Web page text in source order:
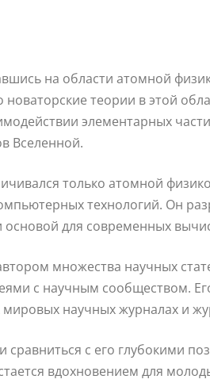
на области атомной
теории в этой
элементарных
Вселенной.
только атомной
технологий. Он
основой для современных
множества научных
с научным сообществом.
научных журналах и
с его глубокими
вдохновением для